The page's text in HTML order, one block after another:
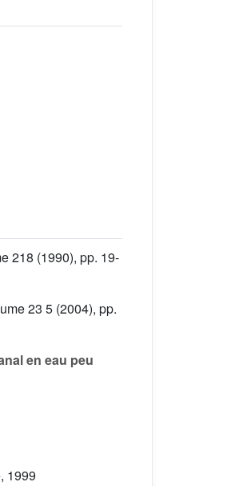
218 (1990), pp. 19-
23 5 (2004), pp.
en eau peu
1999